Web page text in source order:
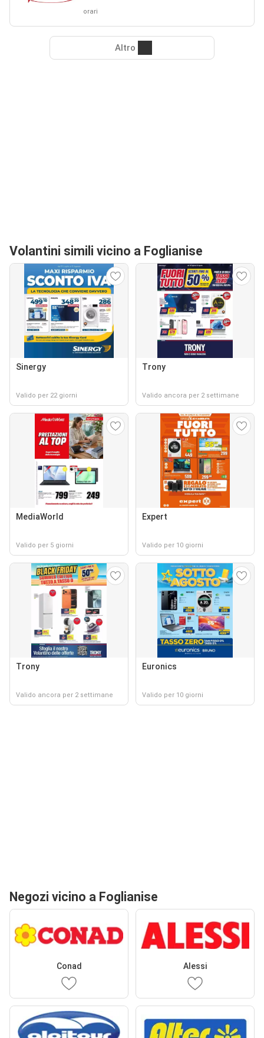
orari
Altro
Volantini simili vicino a Foglianise
Sinergy
Valido per 22 giorni
Trony
Valido ancora per 2 settimane
MediaWorld
Valido per 5 giorni
Expert
Valido per 10 giorni
Trony
Valido ancora per 2 settimane
Euronics
Valido per 10 giorni
Negozi vicino a Foglianise
Conad Alessi